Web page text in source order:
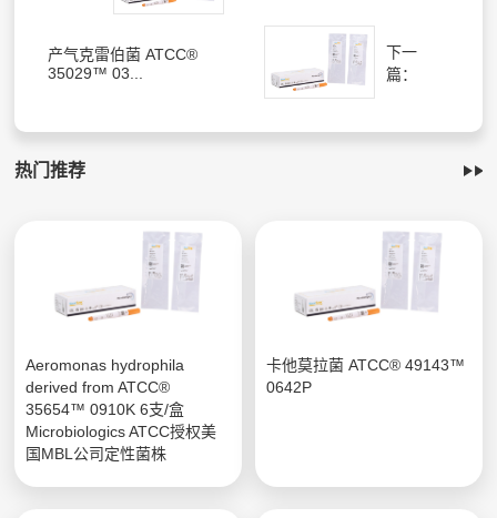
产气克雷伯菌 ATCC®
35029™ 03...
下一
篇：
热门推荐
Aeromonas hydrophila
derived from ATCC®
35654™ 0910K 6支/盒
Microbiologics ATCC授权美
国MBL公司定性菌株
卡他莫拉菌 ATCC® 49143™
0642P